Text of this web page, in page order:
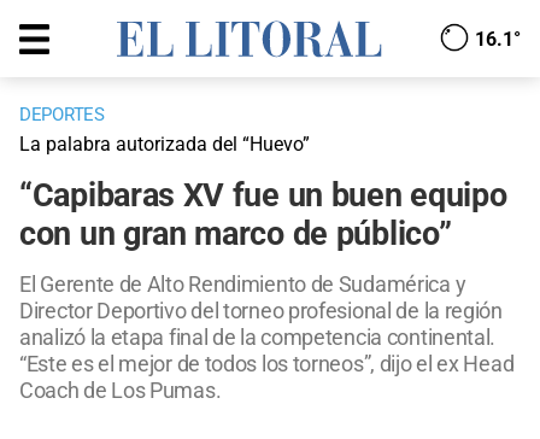
16.1°
DEPORTES
La palabra autorizada del “Huevo”
“Capibaras XV fue un buen equipo
con un gran marco de público”
El Gerente de Alto Rendimiento de Sudamérica y
Director Deportivo del torneo profesional de la región
analizó la etapa final de la competencia continental.
“Este es el mejor de todos los torneos”, dijo el ex Head
Coach de Los Pumas.